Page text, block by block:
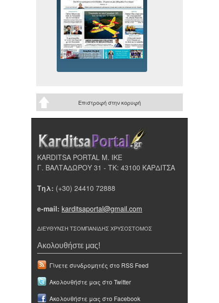
Επιστροφή στην κορυφή
KARDITSA PORTAL Μ. ΙΚΕ
Γ. ΒΑΛΤΑΔΩΡΟΥ 31 - ΤΚ: 43100 ΚΑΡΔΙΤΣΑ
Τηλ: (+30) 24410 72888
e-mail: karditsaportal@gmail.com
ΔΙΕΥΘΥΝΣΗ ΤΣΟΜΠΑΝΙΔΗΣ ΧΡΥΣΟΣΤΟΜΟΣ
Ακολουθήστε μας!
Γίνετε συνδρομητές στο RSS Feed
Ακολουθήστε μας στο Twitter
Ακολουθήστε μας στο Facebook